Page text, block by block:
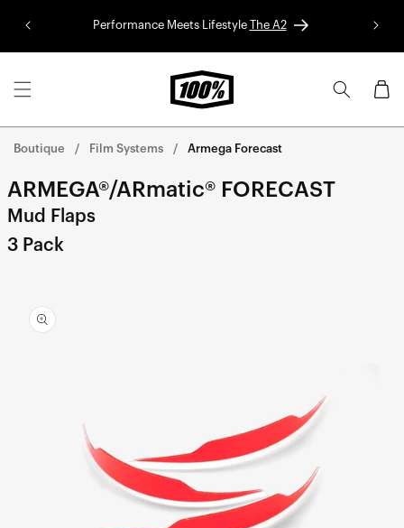
contenu
Performance Meets Lifestyle The A2
Panier
Boutique Film Systems Armega Forecast
ARMEGA®/ARmatic® FORECAST
Mud Flaps
3 Pack
informations
sur le